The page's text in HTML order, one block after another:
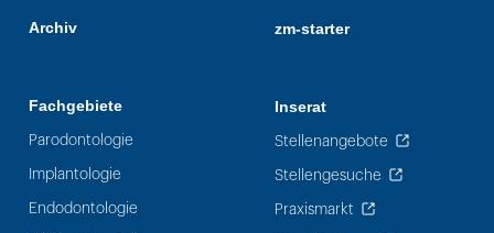
Archiv
Fachgebiete
Parodontologie
Implantologie
Endodontologie
zm-starter
Inserat
Stellenangebote
Stellengesuche
Praxismarkt